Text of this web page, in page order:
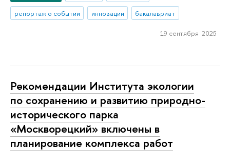
репортаж о событии
инновации бакалавриат
19 сентября 2025
Рекомендации Института экологии
по сохранению и развитию природно-
исторического парка
«Москворецкий» включены в
планирование комплекса работ